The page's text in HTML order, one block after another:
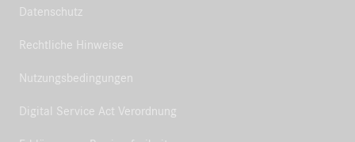
Datenschutz
Rechtliche Hinweise
Nutzungsbedingungen
Digital Service Act Verordnung